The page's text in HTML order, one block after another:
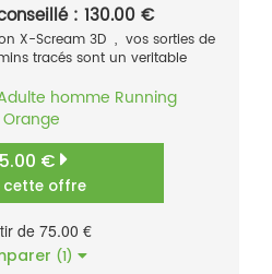
: 130.00 €
X-Scream 3D , vos sorties de
tracés sont un veritable
homme Running
Orange
€
cette offre
de 75.00 €
(1)